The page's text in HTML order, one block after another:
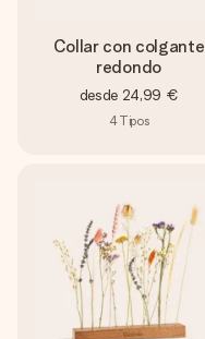
Collar con colgante
redondo
desde 24,99 €
4Tipos